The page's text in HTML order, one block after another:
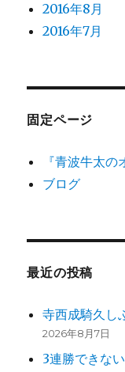
2016年8月
2016年7月
固定ページ
『青波牛太
ブログ
最近の投稿
寺西成騎久し
2026年8月7日
3連勝できな